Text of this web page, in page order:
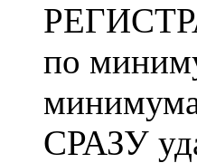
по
СРАЗУ